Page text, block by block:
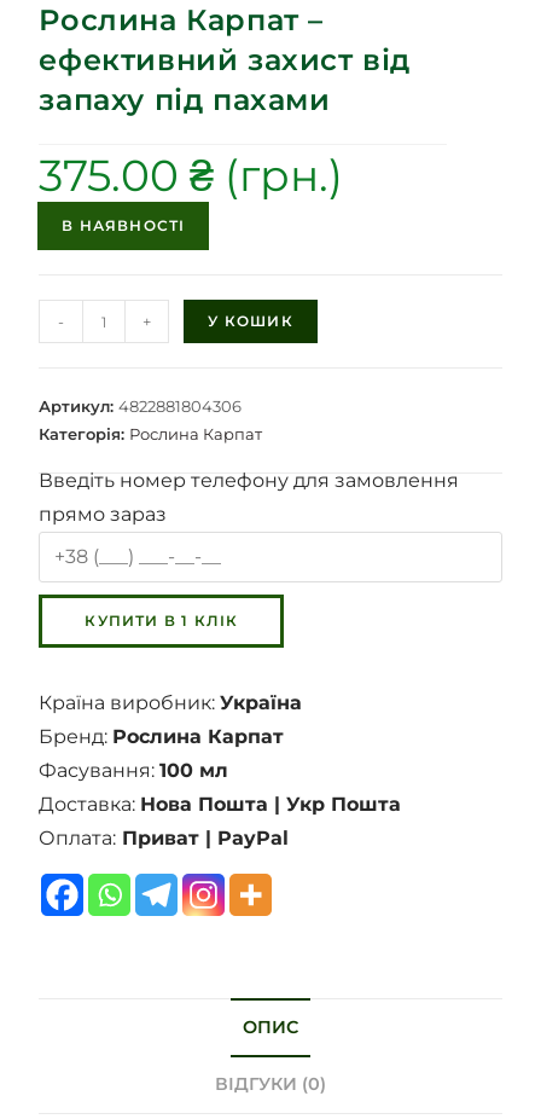
Рослина Карпат –
ефективний захист від
запаху під пахами
375.00₴
В НАЯВНОСТІ
- + У КОШИК
Артикул:4822881804306
Категорія: Рослина Карпат
Введіть номер телефону для замовлення
прямо зараз
Країна виробник:Україна
Бренд: Рослина Карпат
Фасування:100 мл
Доставка: Нова Пошта | Укр Пошта
Оплата: Приват | PayPal
ОПИС
ВІДГУКИ (0)